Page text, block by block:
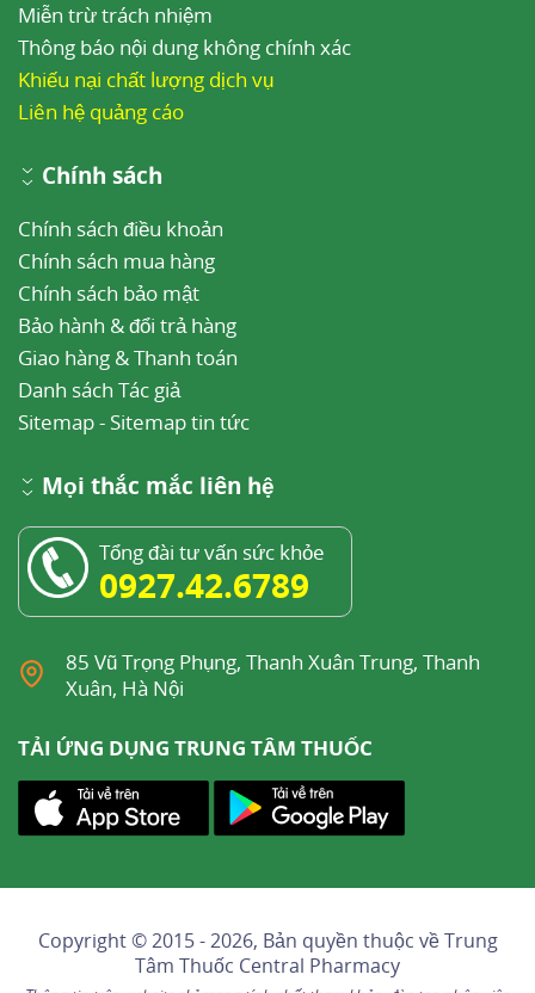
Miễn trừ trách nhiệm
Thông báo nội dung không chính xác
Khiếu nại chất lượng dịch vụ
Liên hệ quảng cáo
Chính sách
Chính sách điều khoản
Chính sách mua hàng
Chính sách bảo mật
Bảo hành & đổi trả hàng
Giao hàng & Thanh toán
Danh sách Tác giả
Sitemap- Sitemap tin tức
Mọi thắc mắc liên hệ
Tổng đài tư vấn sức khỏe
0927.42.6789
85 Vũ Trọng Phụng, Thanh Xuân Trung, Thanh
Xuân, Hà Nội
TẢI ỨNG DỤNG TRUNG TÂM THUỐC
Copyright © 2015 - 2026, Bản quyền thuộc vềTrung
Tâm Thuốc Central Pharmacy